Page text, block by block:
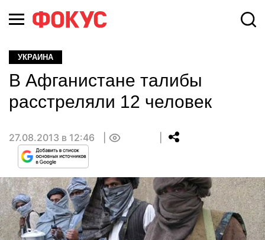
УКРАИНА
В Афганистане талибы
расстреляли 12 человек
27.08.2013 в 12:46